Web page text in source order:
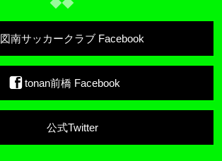
図南サッカークラブ Facebook
tonan前橋 Facebook
公式Twitter